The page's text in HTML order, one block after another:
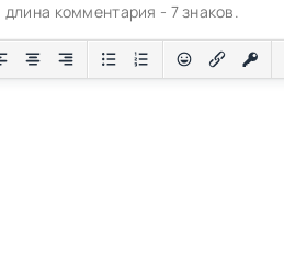
комментария - 7 знаков.